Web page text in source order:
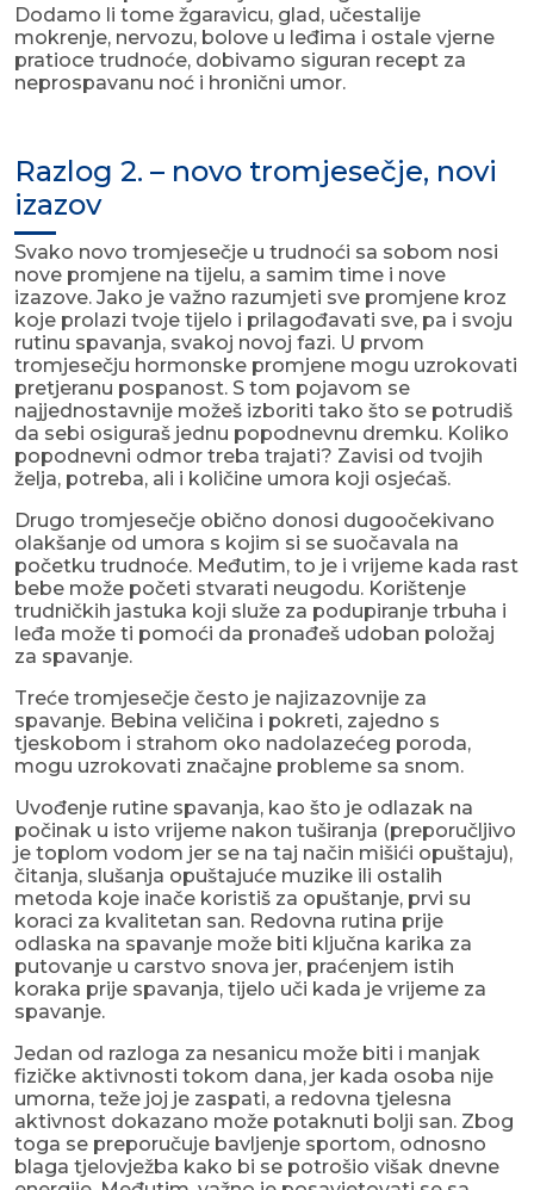
Dodamo li tome žgaravicu, glad, učestalije
mokrenje, nervozu, bolove u leđima i ostale vjerne
pratioce trudnoće, dobivamo siguran recept za
neprospavanu noć i hronični umor.
Razlog 2. – novo tromjesečje, novi
izazov
Svako novo tromjesečje u trudnoći sa sobom nosi
nove promjene na tijelu, a samim time i nove
izazove. Jako je važno razumjeti sve promjene kroz
koje prolazi tvoje tijelo i prilagođavati sve, pa i svoju
rutinu spavanja, svakoj novoj fazi. U prvom
tromjesečju hormonske promjene mogu uzrokovati
pretjeranu pospanost. S tom pojavom se
najjednostavnije možeš izboriti tako što se potrudiš
da sebi osiguraš jednu popodnevnu dremku. Koliko
popodnevni odmor treba trajati? Zavisi od tvojih
želja, potreba, ali i količine umora koji osjećaš.
Drugo tromjesečje obično donosi dugoočekivano
olakšanje od umora s kojim si se suočavala na
početku trudnoće. Međutim, to je i vrijeme kada rast
bebe može početi stvarati neugodu. Korištenje
trudničkih jastuka koji služe za podupiranje trbuha i
leđa može ti pomoći da pronađeš udoban položaj
za spavanje.
Treće tromjesečje često je najizazovnije za
spavanje. Bebina veličina i pokreti, zajedno s
tjeskobom i strahom oko nadolazećeg poroda,
mogu uzrokovati značajne probleme sa snom.
Uvođenje rutine spavanja, kao što je odlazak na
počinak u isto vrijeme nakon tuširanja (preporučljivo
je toplom vodom jer se na taj način mišići opuštaju),
čitanja, slušanja opuštajuće muzike ili ostalih
metoda koje inače koristiš za opuštanje, prvi su
koraci za kvalitetan san. Redovna rutina prije
odlaska na spavanje može biti ključna karika za
putovanje u carstvo snova jer, praćenjem istih
koraka prije spavanja, tijelo uči kada je vrijeme za
spavanje.
Jedan od razloga za nesanicu može biti i manjak
fizičke aktivnosti tokom dana, jer kada osoba nije
umorna, teže joj je zaspati, a redovna tjelesna
aktivnost dokazano može potaknuti bolji san. Zbog
toga se preporučuje bavljenje sportom, odnosno
blaga tjelovježba kako bi se potrošio višak dnevne